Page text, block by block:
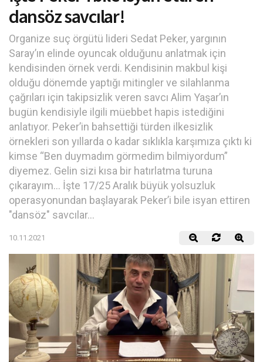
dansöz savcılar!
Organize suç örgütü lideri Sedat Peker, yargının
Saray’ın elinde oyuncak olduğunu anlatmak için
kendisinden örnek verdi. Kendisinin makbul kişi
olduğu dönemde yaptığı mitingler ve silahlanma
çağrıları için takipsizlik veren savcı Alim Yaşar’ın
bugün kendisiyle ilgili müebbet hapis istediğini
anlatıyor. Peker’in bahsettiği türden ilkesizlik
örnekleri son yıllarda o kadar sıklıkla karşımıza çıktı ki
kimse “Ben duymadım görmedim bilmiyordum”
diyemez. Gelin sizi kısa bir hatırlatma turuna
çıkarayım… İşte 17/25 Aralık büyük yolsuzluk
operasyonundan başlayarak Peker’i bile isyan ettiren
"dansöz" savcılar...
10.11.2021